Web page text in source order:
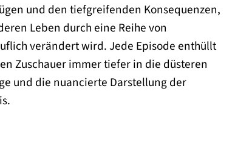
und den tiefgreifenden Konsequenzen,
Leben durch eine Reihe von
verändert wird. Jede Episode enthüllt
Zuschauer immer tiefer in die düsteren
und die nuancierte Darstellung der